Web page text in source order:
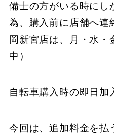
備士の方がいる時にし
為、購入前に店舗へ連
岡新宮店は、月・水・
中）
自転車購入時の即日加
今回は、追加料金を払